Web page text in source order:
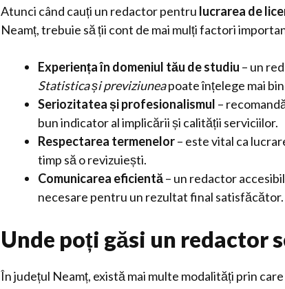
Atunci când cauți un redactor pentru lucrarea de
Neamț, trebuie să ții cont de mai mulți factori
Experiența în domeniul tău de studiu – un
Statistica și previziuneapoate înțelege mai
Seriozitatea și profesionalismul –
bun indicator al implicării și calității serviciilor.
Respectarea termenelor– este vital ca
timp să o revizuiești.
Comunicarea eficientă– un redactor
necesare pentru un rezultat final satisfăcător.
Unde poți găsi un redactor
În județul Neamț, există mai multe modalități prin